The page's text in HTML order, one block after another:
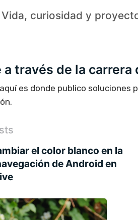
curiosidad y
a través de la
es donde publico
el color blanco en la
de Android en